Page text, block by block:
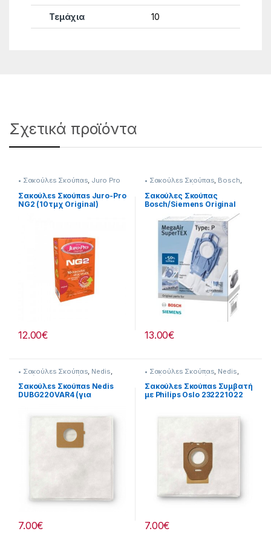
Τεμάχια 10
Σχετικά προϊόντα
• Σακούλεs Σκούπαs, Juro Pro
Σακούλεs Σκούπαs Juro-Pro
NG2 (10τμχ Original)
12.00€
• Σακούλεs Σκούπαs, Bosch,
Σκούπισμα &
Καθάρισμα
Σακούλες Σκούπας
Bosch/Siemens Original
VZ41AFP (P) 23219023
13.00€
• Σακούλεs Σκούπαs Nedis
Σκούπισμα & Καθάρισμα
Σακούλεs Σκούπαs Nedis
DUBG220VAR4 (για
7.00€
• Σακούλεs Σκούπαs Nedis
Σκούπισμα & Καθάρισμα
Σακούλεs Σκούπαs Συμβατή
με Philips Oslo 232221022
7.00€